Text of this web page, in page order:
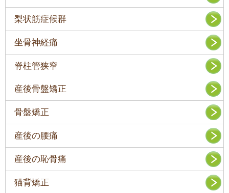
梨状筋症候群
坐骨神経痛
脊柱管狭窄
産後骨盤矯正
骨盤矯正
産後の腰痛
産後の恥骨痛
猫背矯正